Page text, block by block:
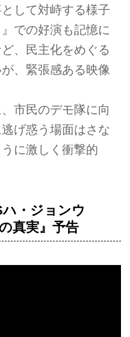
して対峙する様子
での好演も記憶に
、民主化をめぐる
、緊張感ある映像
市民のデモ隊に向
げ惑う場面はさな
に激しく衝撃的
・ジョンウ
真実』予告